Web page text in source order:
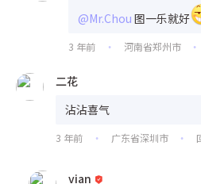
@Mr.Chou 图一乐就好
3 年前 • 河南省郑州市 •
二花
沾沾喜气
3 年前 • 广东省深圳市 •
vian